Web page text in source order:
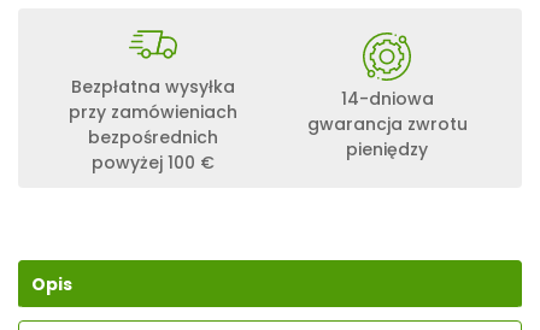
Bezpłatna wysyłka
przy zamówieniach
bezpośrednich
powyżej 100 €
14-dniowa
gwarancja zwrotu
pieniędzy
Opis